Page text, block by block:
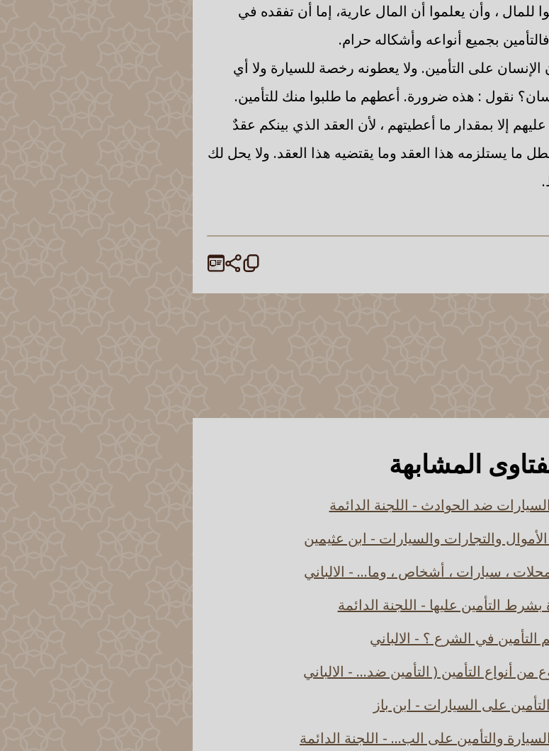
للمال ، وأن يعلموا أن المال عارية، إما أن تفقده في
بجميع أنواعه وأشكاله حرام.
على التأمين. ولا يعطونه رخصة للسيارة ولا أي
نقول : هذه ضرورة. أعطهم ما طلبوا منك للتأمين.
إلا بمقدار ما أعطيتهم ، لأن العقد الذي بينكم عقدٌ
ما يستلزمه هذا العقد وما يقتضيه هذا العقد. ولا يحل لك
المشابهة
ضد الحوادث - اللجنة الدائمة
والتجارات والسيارات - ابن عثيمين
، سيارات ، أشخاص ، وما... - الالباني
التأمين عليها - اللجنة الدائمة
التأمين في الشرع ؟ - الالباني
أنواع التأمين ( التأمين ضد... - الالباني
على السيارات - ابن باز
والتأمين على الب... - اللجنة الدائمة